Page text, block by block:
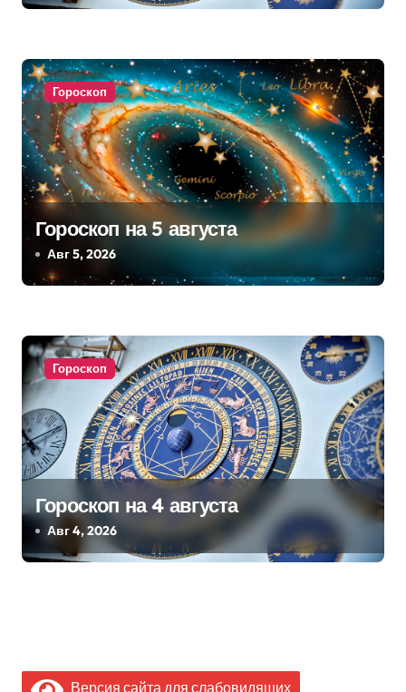
а
п
и
с
я
м
Гороскоп
Гороскоп на 5 августа
Авг 5, 2026
Гороскоп
Гороскоп на 4 августа
Авг 4, 2026
Версия сайта для слабовидящих